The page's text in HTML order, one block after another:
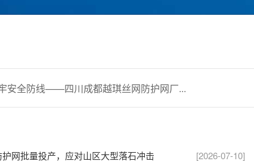
安全防线——四川成都越琪丝网防护网厂...
[2026-07-10]
网批量投产，应对山区大型落石冲击